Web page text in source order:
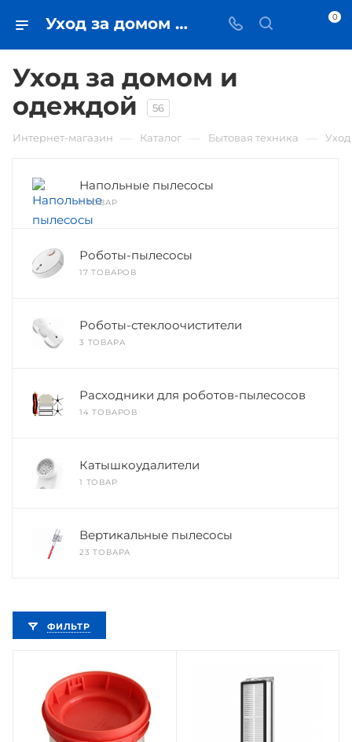
Уход за домом и одеждой • купить в Самаре по низкой цене - iЧехол 0
Уход за домом и
одеждой
56
Интернет-магазин Каталог Бытовая техника
Напольные пылесосы
1 ТОВАР
Роботы-пылесосы
17 ТОВАРОВ
Роботы-стеклоочистители
3 ТОВАРА
Расходники для роботов-пылесосов
14 ТОВАРОВ
Катышкоудалители
1 ТОВАР
Вертикальные пылесосы
23 ТОВАРА
ФИЛЬТР